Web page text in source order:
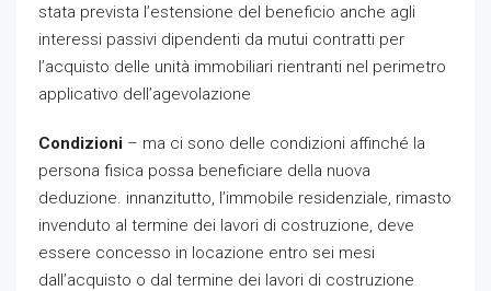
stata prevista l’estensione del beneficio anche agli
interessi passivi dipendenti da mutui contratti per
l’acquisto delle unità immobiliari rientranti nel perimetro
applicativo dell’agevolazione
Condizioni – ma ci sono delle condizioni affinché la
persona fisica possa beneficiare della nuova
deduzione. innanzitutto, l’immobile residenziale, rimasto
invenduto al termine dei lavori di costruzione, deve
essere concesso in locazione entro sei mesi
dall’acquisto o dal termine dei lavori di costruzione